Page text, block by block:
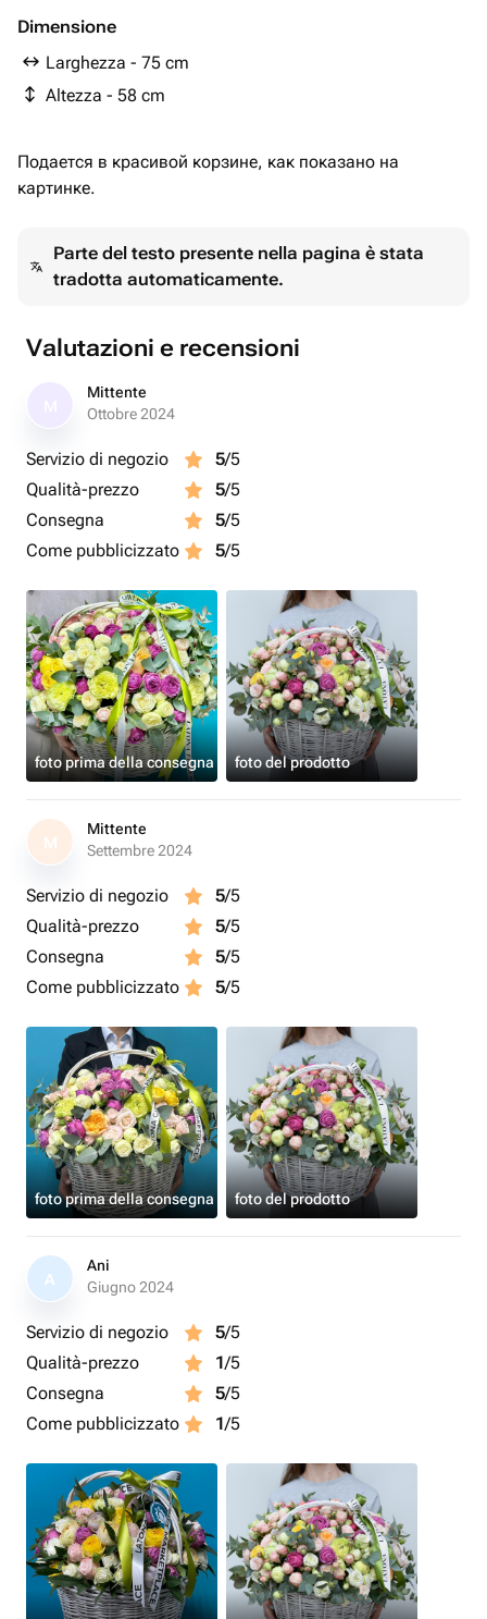
Dimensione
Larghezza - 75 cm
Altezza - 58 cm
Подается в красивой корзине, как показано на
картинке.
Parte del testo presente nella pagina è stata
tradotta automaticamente.
Valutazioni e recensioni
Mittente
Ottobre 2024
Servizio di negozio 5/5
Qualità-prezzo
5/5
Consegna
5/5
Come pubblicizzato
5/5
foto prima della consegna foto del prodotto
M
Mittente
Settembre 2024
Servizio di negozio 5/5
Qualità-prezzo
5/5
Consegna
5/5
Come pubblicizzato
5/5
foto prima della consegna foto del prodotto
A
Ani
Giugno 2024
Servizio di negozio 5/5
Qualità-prezzo
1/5
Consegna
5/5
Come pubblicizzato
1/5